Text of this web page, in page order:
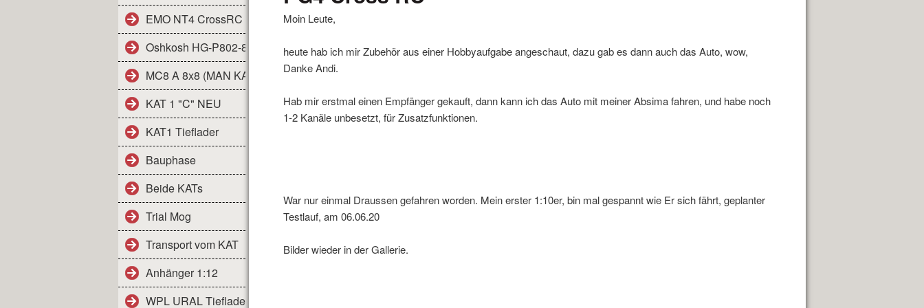
EMO NT4 CrossRC
Oshkosh HG-P802-806
MC8 A 8x8 (MAN KAT1)
KAT 1 "C" NEU
KAT1 Tieflader
Bauphase
Beide KATs
Trial Mog
Transport vom KAT
Anhänger 1:12
WPL URAL Tieflader
Moin Leute,
heute hab ich mir Zubehör aus einer Hobbyaufgabe angeschaut, dazu gab es dann auch das Auto, wow,
Danke Andi.
Hab mir erstmal einen Empfänger gekauft, dann kann ich das Auto mit meiner Absima fahren, und habe noch
1-2 Kanäle unbesetzt, für Zusatzfunktionen.
War nur einmal Draussen gefahren worden. Mein erster 1:10er, bin mal gespannt wie Er sich fährt, geplanter
Testlauf, am 06.06.20
Bilder wieder in der Gallerie.